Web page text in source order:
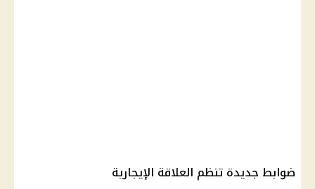
ضوابط جديدة تنظم العلاقة الإيجارية